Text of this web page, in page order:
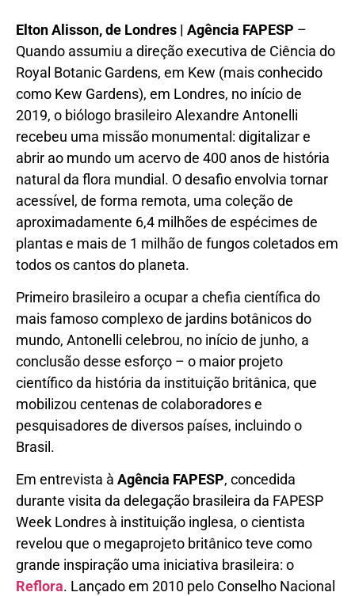
Elton Alisson, de Londres | Agência FAPESP –
Quando assumiu a direção executiva de Ciência do
Royal Botanic Gardens, em Kew (mais conhecido
como Kew Gardens), em Londres, no início de
2019, o biólogo brasileiro Alexandre Antonelli
recebeu uma missão monumental: digitalizar e
abrir ao mundo um acervo de 400 anos de história
natural da flora mundial. O desafio envolvia tornar
acessível, de forma remota, uma coleção de
aproximadamente 6,4 milhões de espécimes de
plantas e mais de 1 milhão de fungos coletados em
todos os cantos do planeta.
Primeiro brasileiro a ocupar a chefia científica do
mais famoso complexo de jardins botânicos do
mundo, Antonelli celebrou, no início de junho, a
conclusão desse esforço – o maior projeto
científico da história da instituição britânica, que
mobilizou centenas de colaboradores e
pesquisadores de diversos países, incluindo o
Brasil.
Em entrevista à Agência FAPESP, concedida
durante visita da delegação brasileira da FAPESP
Week Londres à instituição inglesa, o cientista
revelou que o megaprojeto britânico teve como
grande inspiração uma iniciativa brasileira: o
Reflora. Lançado em 2010 pelo Conselho Nacional